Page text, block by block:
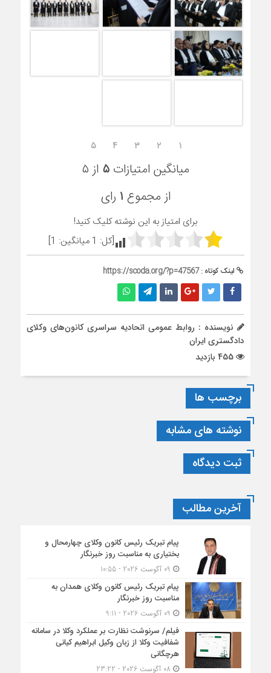
۱ ۲ ۳ ۴ ۵
میانگین امتیازات ۵ از ۵
از مجموع ۱ رای
برای امتیاز به این نوشته کلیک کنید!
[کل: 1 میانگین: 1
]
لینک کوتاه :https://scoda.org/?p=47567
نویسنده : روابط عمومی اتحادیه سراسری کانون‌های وکلای
دادگستری ایران
برچسب ها
نوشته های مشابه
ثبت دیدگاه
آخرین مطالب
پیام تبریک رئیس کانون وکلای چهارمحال و
بختیاری به مناسبت روز خبرنگار
پیام تبریک رئیس کانون وکلای همدان به
مناسبت روز خبرنگار
فیلم/ سرنوشت نظارت بر عملکرد وکلا در سامانه
شفافیت وکلا از زبان وکیل ابراهیم کیانی
هرچگانی